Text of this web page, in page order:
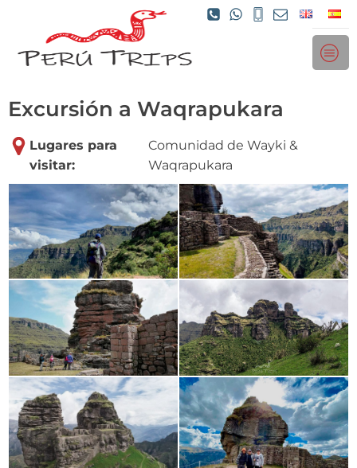
Excursión a Waqrapukara
Lugares para
visitar:
Comunidad de Wayki &
Waqrapukara